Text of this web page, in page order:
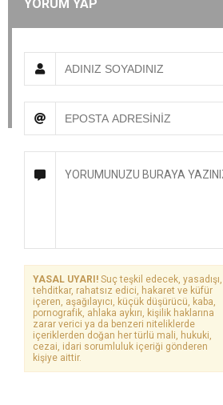
YORUM YAP
YASAL UYARI! Suç teşkil edecek, yasadışı,
tehditkar, rahatsız edici, hakaret ve küfür
içeren, aşağılayıcı, küçük düşürücü, kaba,
pornografik, ahlaka aykırı, kişilik haklarına
zarar verici ya da benzeri niteliklerde
içeriklerden doğan her türlü mali, hukuki,
cezai, idari sorumluluk içeriği gönderen
kişiye aittir.